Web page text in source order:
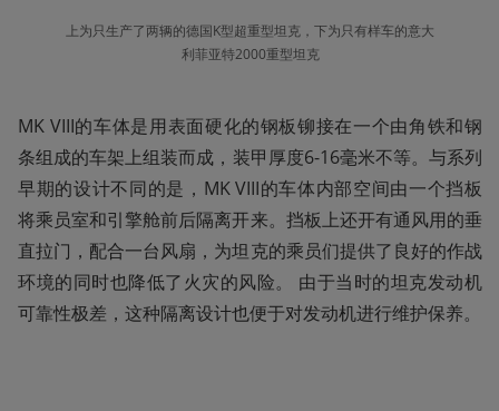
上为只生产了两辆的德国K型超重型坦克，下为只有样车的意大
利菲亚特2000重型坦克
MK VIII的车体是用表面硬化的钢板铆接在一个由角铁和钢
条组成的车架上组装而成，装甲厚度6-16毫米不等。与系列
早期的设计不同的是，MK VIII的车体内部空间由一个挡板
将乘员室和引擎舱前后隔离开来。挡板上还开有通风用的垂
直拉门，配合一台风扇，为坦克的乘员们提供了良好的作战
环境的同时也降低了火灾的风险。 由于当时的坦克发动机
可靠性极差，这种隔离设计也便于对发动机进行维护保养。